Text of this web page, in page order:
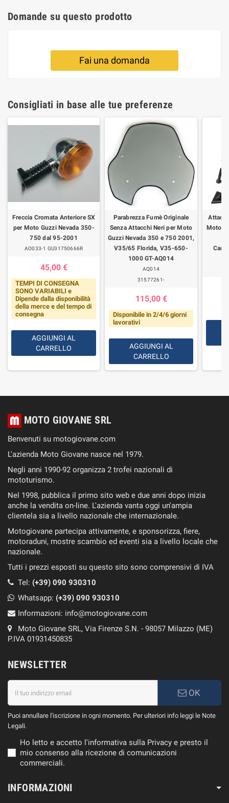
Domande su questo prodotto
Fai una domanda
Consigliati in base alle tue preferenze
Freccia Cromata Anteriore SX
per Moto Guzzi Nevada 350-
750 dal 95-2001
AO033-1 GU31750666R
45,00 €
TEMPI DI CONSEGNA
SONO VARIABILI e
Dipende dalla disponibilità
della merce e del tempo di
consegna
AGGIUNGI AL
CARRELLO
Parabrezza Fumè Originale
Senza Attacchi Neri per Moto
Guzzi Nevada 350 e 750 2001,
V35/65 Florida, V35-650-
1000 GT-AQ014
AQ014
31577261-
115,00 €
Disponibile in 2/4/6 giorni
lavorativi
AGGIUNGI AL
CARRELLO
Moto
MOTO GIOVANE SRL
Benvenuti su motogiovane.com
L'azienda Moto Giovane nasce nel 1979.
Negli anni 1990-92 organizza 2 trofei nazionali di
mototurismo.
Nel 1998, pubblica il primo sito web e due anni dopo inizia
anche la vendita on-line. L'azienda vanta oggi un'ampia
clientela sia a livello nazionale che internazionale.
Motogiovane partecipa attivamente, e sponsorizza, fiere,
motoraduni, mostre scambio ed eventi sia a livello locale che
nazionale.
Tutti i prezzi esposti su questo sito sono comprensivi di IVA
Tel: (+39) 090 930310
Whatsapp: (+39) 090 930310
Informazioni: info@motogiovane.com
Moto Giovane SRL, Via Firenze S.N. - 98057 Milazzo (ME)
P.IVA 01931450835
NEWSLETTER
OK
Puoi annullare l'iscrizione in ogni momento. Per ulteriori info leggi le Note
Legali.
Ho letto e accetto l'informativa sulla Privacy e presto il
mio consenso alla ricezione di comunicazioni
commerciali.
INFORMAZIONI